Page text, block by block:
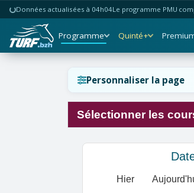
Données actualisées à 04h04Le programme PMU
Programme Quinté+
Personnaliser la page
Sélectionner les
Hier
Réinitialiser l'affichage ?
Annuler